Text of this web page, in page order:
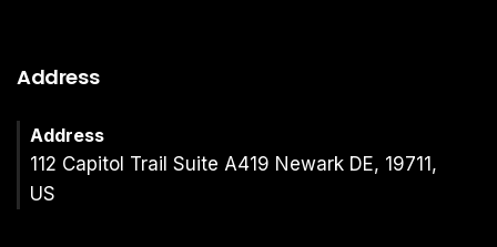
Address
Address
112 Capitol Trail Suite A419 Newark DE, 19711,
US